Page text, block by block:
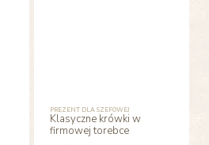
PREZENT DLA SZEFOWEJ
Klasyczne krówki w
firmowej torebce